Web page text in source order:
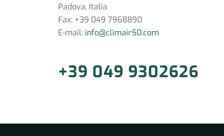
Padova, Italia
Fax: +39 049 7968890
E-mail: info@climair50.com
+39 049 9302626